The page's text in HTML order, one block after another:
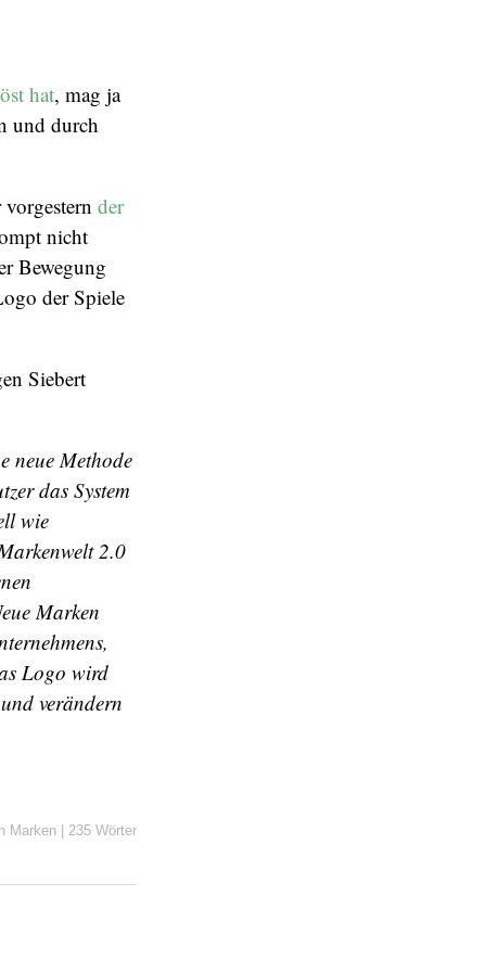
hat, mag ja
und durch
der
nicht
Bewegung
der Spiele
Siebert
neue Methode
das System
wie
2.0
Marken
Logo wird
verändern
Marken 235 Wörter